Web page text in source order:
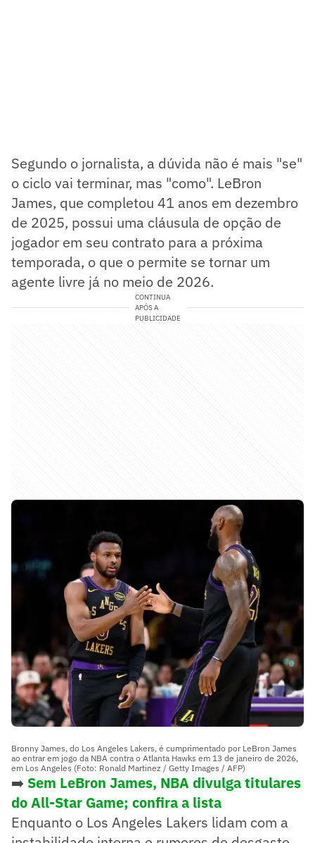
Segundo o jornalista, a dúvida não é mais "se"
o ciclo vai terminar, mas "como". LeBron
James, que completou 41 anos em dezembro
de 2025, possui uma cláusula de opção de
jogador em seu contrato para a próxima
temporada, o que o permite se tornar um
agente livre já no meio de 2026.
CONTINUA
APÓS A
PUBLICIDADE
Bronny James, do Los Angeles Lakers, é cumprimentado por LeBron James
ao entrar em jogo da NBA contra o Atlanta Hawks em 13 de janeiro de 2026,
em Los Angeles (Foto: Ronald Martinez / Getty Images / AFP)
➡️ Sem LeBron James, NBA divulga titulares
do All-Star Game; confira a lista
Enquanto o Los Angeles Lakers lidam com a